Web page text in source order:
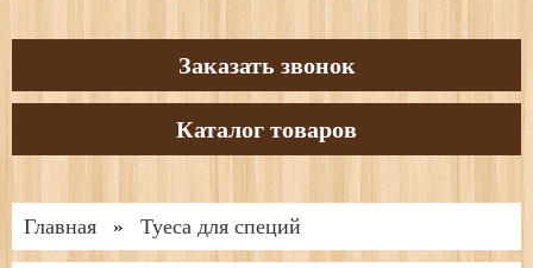
Заказать звонок
Каталог товаров
Главная » Туеса для специй